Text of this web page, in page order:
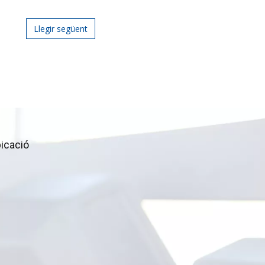
Llegir següent